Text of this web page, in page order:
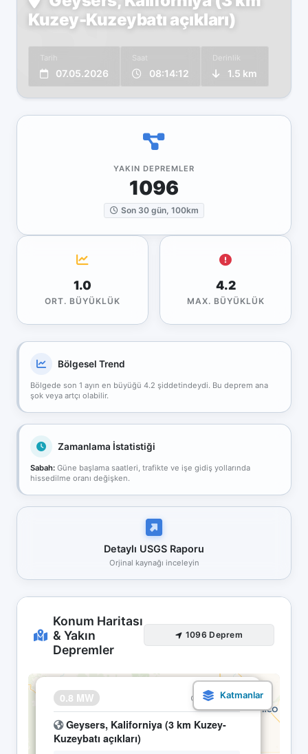
Kuzey-Kuzeybatı açıkları)
Tarih
07.05.2026
Saat
08:14:12
Derinlik
1.5 km
YAKIN DEPREMLER
1096
Son 30 gün, 100km
1.0
ORT. BÜYÜKLÜK
4.2
MAX. BÜYÜKLÜK
Bölgesel Trend
Bölgede son 1 ayın en büyüğü 4.2 şiddetindeydi. Bu deprem ana
şok veya artçı olabilir.
Zamanlama İstatistiği
Sabah: Güne başlama saatleri, trafikte ve işe gidiş yollarında
hissedilme oranı değişken.
Detaylı USGS Raporu
Orjinal kaynağı inceleyin
Konum Haritası
& Yakın
Depremler
1096 Deprem
0.8 MW 07.05 08:14
Geysers, Kaliforniya (3 km Kuzey-
Kuzeybatı açıkları)
×